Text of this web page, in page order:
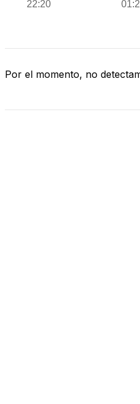
Por el momento, no